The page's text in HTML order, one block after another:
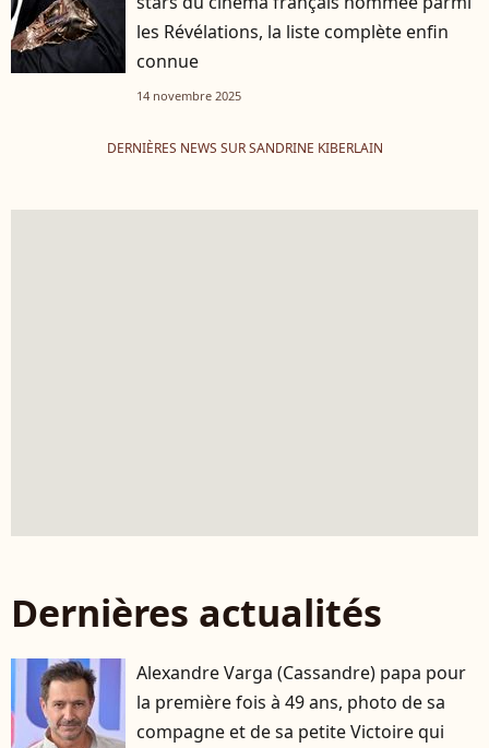
les Révélations, la liste complète enfin
connue
14 novembre 2025
DERNIÈRES NEWS SUR SANDRINE KIBERLAIN
Dernières actualités
Alexandre Varga (Cassandre) papa pour
la première fois à 49 ans, photo de sa
compagne et de sa petite Victoire qui